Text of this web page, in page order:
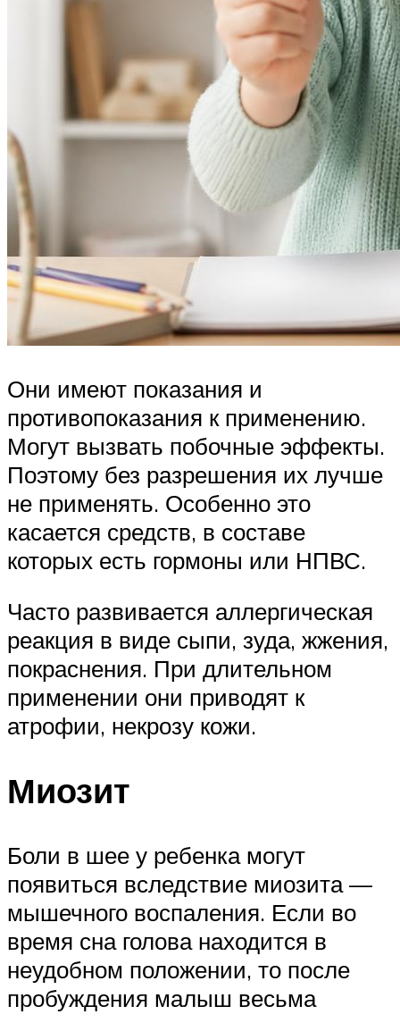
Они имеют показания и
противопоказания к применению.
Могут вызвать побочные эффекты.
Поэтому без разрешения их лучше
не применять. Особенно это
касается средств, в составе
которых есть гормоны или НПВС.
Часто развивается аллергическая
реакция в виде сыпи, зуда, жжения,
покраснения. При длительном
применении они приводят к
атрофии, некрозу кожи.
Миозит
Боли в шее у ребенка могут
появиться вследствие миозита —
мышечного воспаления. Если во
время сна голова находится в
неудобном положении, то после
пробуждения малыш весьма